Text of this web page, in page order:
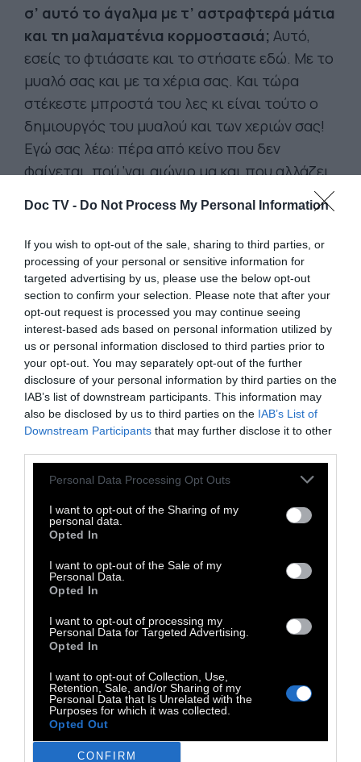
Doc TV - Do Not Process My Personal Information
If you wish to opt-out of the sale, sharing to third parties, or
processing of your personal or sensitive information for
targeted advertising by us, please use the below opt-out
section to confirm your selection. Please note that after your
opt-out request is processed you may continue seeing
interest-based ads based on personal information utilized by
us or personal information disclosed to third parties prior to
your opt-out. You may separately opt-out of the further
disclosure of your personal information by third parties on the
IAB’s list of downstream participants. This information may
also be disclosed by us to third parties on the IAB’s List of
Downstream Participants that may further disclose it to other
Personal Data Processing Opt Outs
I want to opt-out of the Sharing of my
personal data.
Opted In
I want to opt-out of the Sale of my
Personal Data.
Opted In
I want to opt-out of processing my
Personal Data for Targeted Advertising.
Opted In
I want to opt-out of Collection, Use,
Retention, Sale, and/or Sharing of my
Personal Data that Is Unrelated with the
Purposes for which it was collected.
Opted Out
CONFIRM
σ’ αυτό το άγαλμα με τ’ αστραφτερά μάτια
και τη μαλαματένια κορμοστασιά; Αυτό,
εσείς το φτιάσατε και το στήσατε εδώ. Με το
μυαλό σας και με τα χέρια σας. Και τώρα
στέκεστε μπροστά του λες κι είναι τούτο ο
δημιουργός του μυαλού και των χεριών σας!
Εγώ σας λέω: πέρα από κείνο που δεν
φαίνεται, πού ‘ναι αιώνιο μα και που αλλάζει
ασταμάτητα, πέρα από το πλάσμα που δεν
πλάστηκε, δεν υπάρχει τίποτα που πρέπει να
πιστεύετε. Γκρεμίστε τούτο το άγαλμα,
συντοπίτες μου!
ΣΑΝ ΑΚΟΥΣΑΝΕ ΤΑ ΛΟΓΙΑ ΤΟΥ ΑΝΘΡΩΠΟΥ
που η γνώση του ήτανε πάνω από την
καλοσύνη του και η καλοσύνη του πάνω
από τη γνώση του,οι συντοπίτες του στην
αρχή δεν καταλάβανε, ύστερα σαν
καταλάβανε τα χάσανε λίγο, ύστερα θύμωσαν
και στο τέλος πήρανε πέτρες από καταγής,
γιε μου, και τον πετροβολήσανε. Και όχι μόνο
μια φορά. Έλα όμως που αυτός δεν το έβαζε
κάτω και δεν σώπαινε... Αυτό που νόμιζε
σωστό, αυτό που σκεφτότανε, το ‘λεγε χωρίς
να διστάζει, κι όσο το ‘λεγε και το ξανάλεγε
τόσο η φωνή του δυνάμωνε, κι όσο η φωνή
του δυνάμωνε τόσο ένιωθε και πιο νέος.
με την άσπρη γενειάδα απόχτησε την
αγέραστη νιότη κάτω απ’ τις πέτρες που
πέφτανε βροχή.
πετροβολούσανε γέρασαν, οι μέσες τους